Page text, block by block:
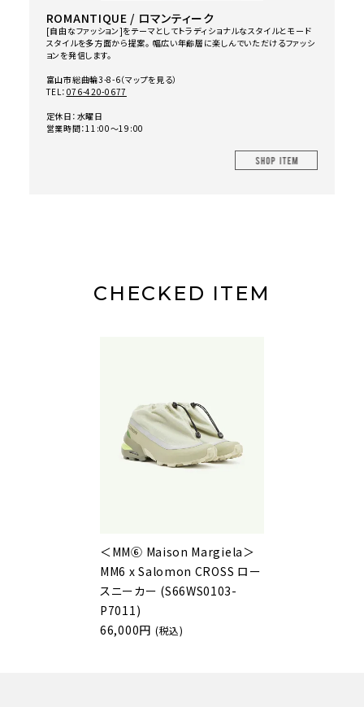
ROMANTIQUE / ロマンティーク
[自由なファッション]をテーマとしてトラディショナルなスタイルとモード
スタイルを多方面から提案。 幅広い年齢層に楽しんでいただけるファッシ
ョンを発信します。
富山市総曲輪3-8-6（マップを見る）
TEL： 076-420-0677
定休日：水曜日
営業時間：11:00～19:00
CHECKED ITEM
＜MM⑥ Maison Margiela＞
MM6 x Salomon CROSS ロー
スニーカー (S66WS0103-
P7011)
66,000円 (税込)